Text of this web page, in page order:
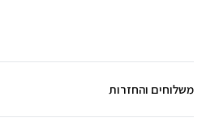
משלוחים והחזרות